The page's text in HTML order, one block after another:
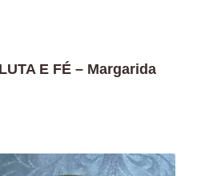
E FÉ – Margarida